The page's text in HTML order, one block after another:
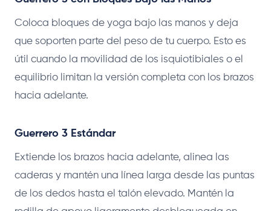
Coloca bloques de yoga bajo las manos y deja
que soporten parte del peso de tu cuerpo. Esto es
útil cuando la movilidad de los isquiotibiales o el
equilibrio limitan la versión completa con los brazos
hacia adelante.
Guerrero 3 Estándar
Extiende los brazos hacia adelante, alinea las
caderas y mantén una línea larga desde las puntas
de los dedos hasta el talón elevado. Mantén la